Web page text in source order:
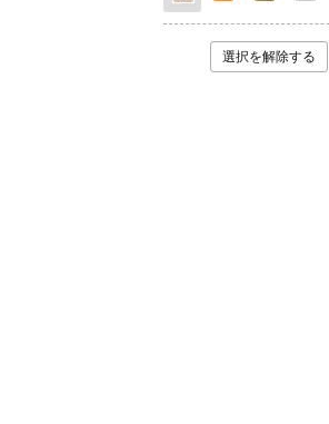
選択を解除する